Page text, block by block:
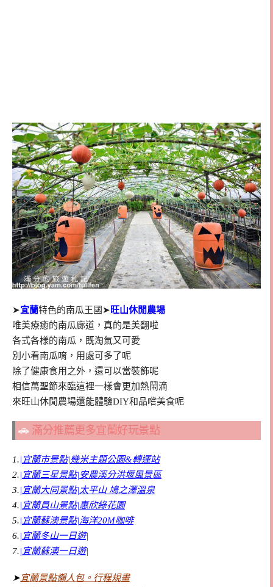
➤宜蘭特色的南瓜王國➤旺山休閒農場
唯美療癒的南瓜廊道，真的是美翻啦
各式各樣的南瓜，既淘氣又可愛
別小看南瓜唷，用處可多了呢
除了健康食用之外，還可以當裝飾呢
相信萬聖節來臨這裡一樣會更加熱鬧滴
來旺山休閒農場還能體驗DIY和品嚐美食呢
🚗 滿分推薦更多宜蘭好玩景點
1.|宜蘭市景點|幾米主題公園&轉運站
2.|宜蘭三星景點|安農溪分洪堰風景區
3.|宜蘭大同景點|太平山 鳩之澤溫泉
4.|宜蘭員山景點|惠欣綠花園
5.|宜蘭蘇澳景點|海洋20M咖啡
6.|宜蘭冬山一日遊|
7.|宜蘭蘇澳一日遊|
➤宜蘭景點懶人包。行程規畫